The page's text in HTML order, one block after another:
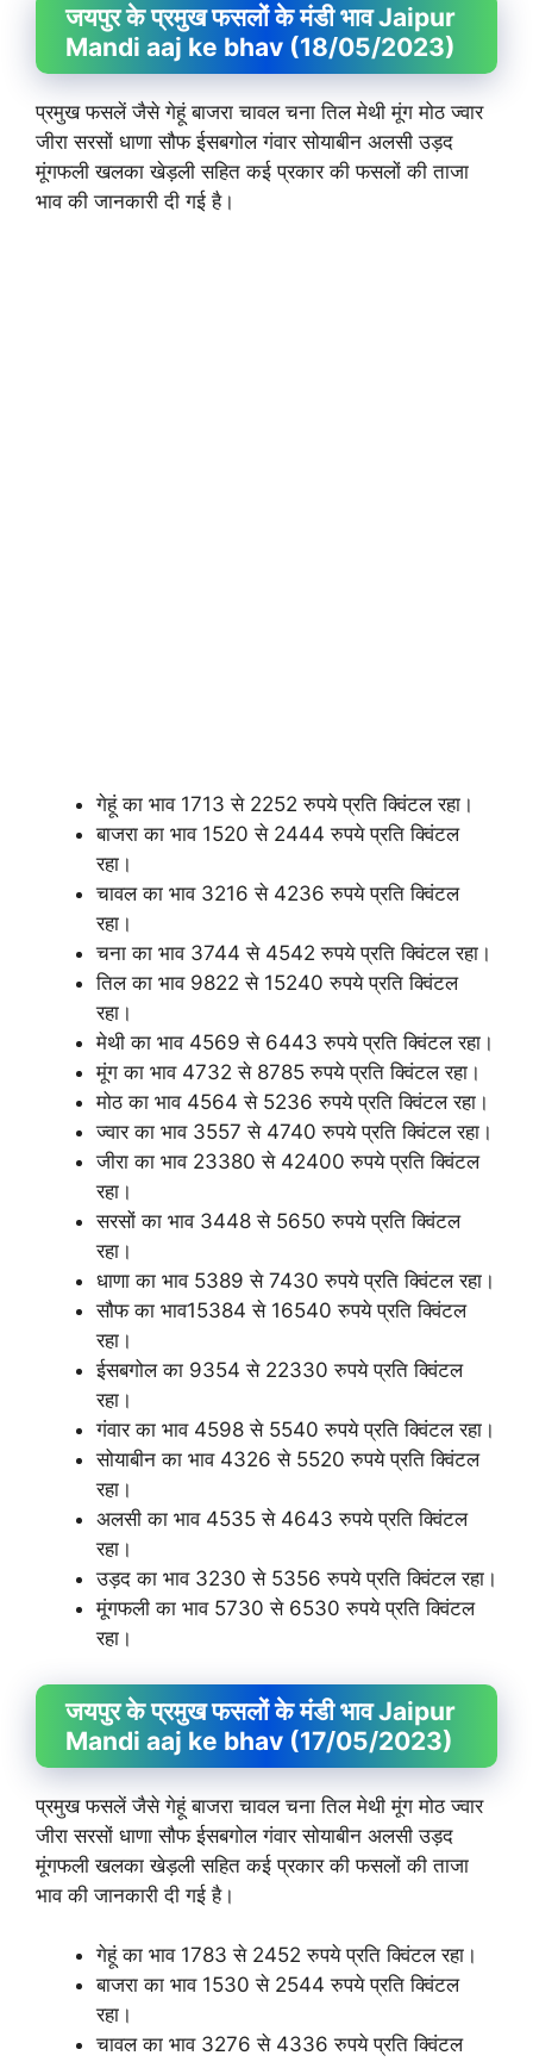
जयपुर के प्रमुख फसलों के मंडी भाव Jaipur
Mandi aaj ke bhav (18/05/2023)
प्रमुख फसलें जैसे गेहूं बाजरा चावल चना तिल मेथी मूंग मोठ ज्वार
जीरा सरसों धाणा सौफ ईसबगोल गंवार सोयाबीन अलसी उड़द
मूंगफली खलका खेड़ली सहित कई प्रकार की फसलों की ताजा
भाव की जानकारी दी गई है।
गेहूं का भाव 1713 से 2252 रुपये प्रति क्विंटल रहा।
बाजरा का भाव 1520 से 2444 रुपये प्रति क्विंटल
रहा।
चावल का भाव 3216 से 4236 रुपये प्रति क्विंटल
रहा।
चना का भाव 3744 से 4542 रुपये प्रति क्विंटल रहा।
तिल का भाव 9822 से 15240 रुपये प्रति क्विंटल
रहा।
मेथी का भाव 4569 से 6443 रुपये प्रति क्विंटल रहा।
मूंग का भाव 4732 से 8785 रुपये प्रति क्विंटल रहा।
मोठ का भाव 4564 से 5236 रुपये प्रति क्विंटल रहा।
ज्वार का भाव 3557 से 4740 रुपये प्रति क्विंटल रहा।
जीरा का भाव 23380 से 42400 रुपये प्रति क्विंटल
रहा।
सरसों का भाव 3448 से 5650 रुपये प्रति क्विंटल
रहा।
धाणा का भाव 5389 से 7430 रुपये प्रति क्विंटल रहा।
सौफ का भाव15384 से 16540 रुपये प्रति क्विंटल
रहा।
ईसबगोल का 9354 से 22330 रुपये प्रति क्विंटल
रहा।
गंवार का भाव 4598 से 5540 रुपये प्रति क्विंटल रहा।
सोयाबीन का भाव 4326 से 5520 रुपये प्रति क्विंटल
रहा।
अलसी का भाव 4535 से 4643 रुपये प्रति क्विंटल
रहा।
उड़द का भाव 3230 से 5356 रुपये प्रति क्विंटल रहा।
मूंगफली का भाव 5730 से 6530 रुपये प्रति क्विंटल
रहा।
जयपुर के प्रमुख फसलों के मंडी भाव Jaipur
Mandi aaj ke bhav (17/05/2023)
प्रमुख फसलें जैसे गेहूं बाजरा चावल चना तिल मेथी मूंग मोठ ज्वार
जीरा सरसों धाणा सौफ ईसबगोल गंवार सोयाबीन अलसी उड़द
मूंगफली खलका खेड़ली सहित कई प्रकार की फसलों की ताजा
भाव की जानकारी दी गई है।
गेहूं का भाव 1783 से 2452 रुपये प्रति क्विंटल रहा।
बाजरा का भाव 1530 से 2544 रुपये प्रति क्विंटल
रहा।
चावल का भाव 3276 से 4336 रुपये प्रति क्विंटल